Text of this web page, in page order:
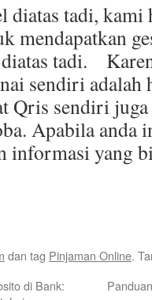
diatas tadi, kami
mendapatkan
tadi.
sendiri adalah
Qris sendiri juga
Apabila anda
informasi yang
dan tag Pinjaman Online.
di Bank: